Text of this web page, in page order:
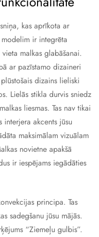
kas aprīkota ar
ir integrēta
malkas glabāšanai.
ar pazīstamo dizaineri
dizains lieliski
Lielās stikla durvis sniedz
liesmas. Tas nav tikai
akcents jūsu
maksimālam vizuālam
novietne apakšā
ir iespējams iegādāties
principa. Tas
sadegšanu jūsu mājās.
“Ziemeļu gulbis”.